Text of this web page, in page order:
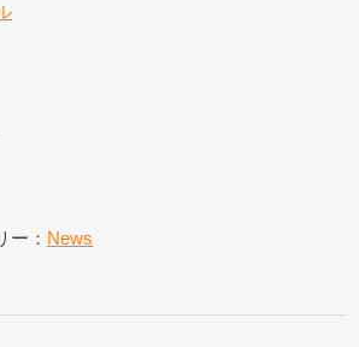
ー： News